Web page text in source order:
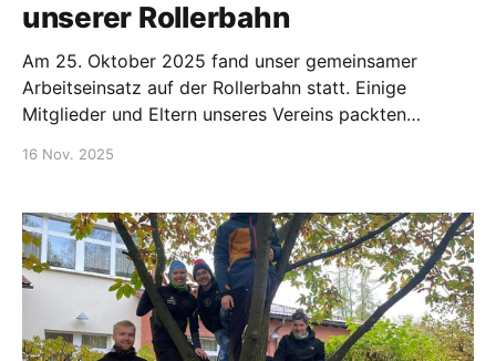
unserer Rollerbahn
Am 25. Oktober 2025 fand unser gemeinsamer
Arbeitseinsatz auf der Rollerbahn statt. Einige
Mitglieder und Eltern unseres Vereins packten
den anstehenden Herbstcrosslauf vorzubereiten. Mit
die Bahn gepflegt und rundum für die kommenden
sportlichen
16 Nov. 2025